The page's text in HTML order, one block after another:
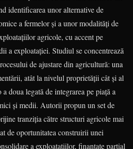
identificarea unor alternative de
a fermelor şi a unor modalităţi de
agricole, cu accent pe
a exploataţiei. Studiul se concentrează
de ajustare din agricultură: una
atât la nivelul proprietăţii cât şi al
doua legată de integrarea pe piaţă a
şi medii. Autorii propun un set de
tranziţia către structuri agricole mai
de oportunitatea construirii unei
a exploataţiilor, finanţate parţial